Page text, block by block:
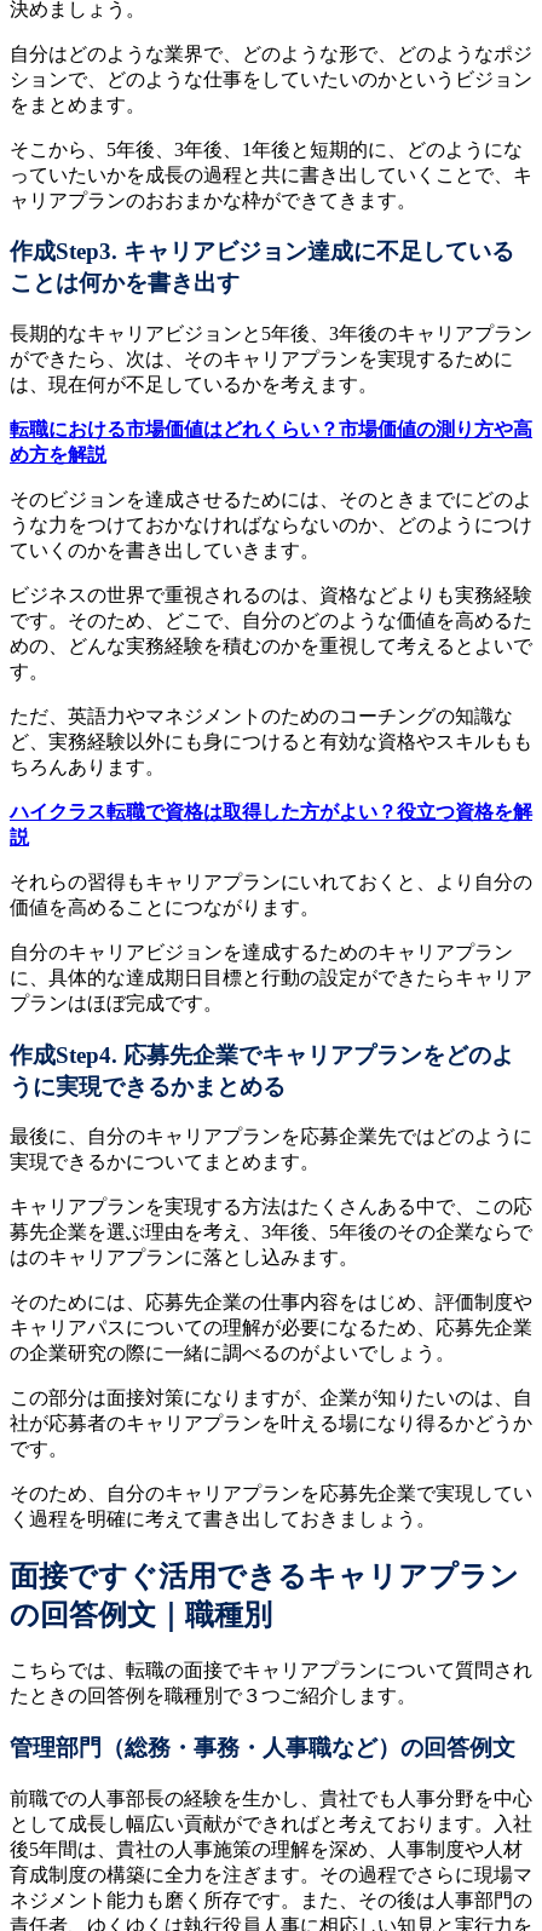
決めましょう。
自分はどのような業界で、どのような形で、どのようなポジ
ションで、どのような仕事をしていたいのかというビジョン
をまとめます。
そこから、5年後、3年後、1年後と短期的に、どのようにな
っていたいかを成長の過程と共に書き出していくことで、キ
ャリアプランのおおまかな枠ができてきます。
作成Step3. キャリアビジョン達成に不足している
ことは何かを書き出す
長期的なキャリアビジョンと5年後、3年後のキャリアプラン
ができたら、次は、そのキャリアプランを実現するために
は、現在何が不足しているかを考えます。
転職における市場価値はどれくらい？市場価値の測り方や高
め方を解説
そのビジョンを達成させるためには、そのときまでにどのよ
うな力をつけておかなければならないのか、どのようにつけ
ていくのかを書き出していきます。
ビジネスの世界で重視されるのは、資格などよりも実務経験
です。そのため、どこで、自分のどのような価値を高めるた
めの、どんな実務経験を積むのかを重視して考えるとよいで
す。
ただ、英語力やマネジメントのためのコーチングの知識な
ど、実務経験以外にも身につけると有効な資格やスキルもも
ちろんあります。
ハイクラス転職で資格は取得した方がよい？役立つ資格を解
説
それらの習得もキャリアプランにいれておくと、より自分の
価値を高めることにつながります。
自分のキャリアビジョンを達成するためのキャリアプラン
に、具体的な達成期日目標と行動の設定ができたらキャリア
プランはほぼ完成です。
作成Step4. 応募先企業でキャリアプランをどのよ
うに実現できるかまとめる
最後に、自分のキャリアプランを応募企業先ではどのように
実現できるかについてまとめます。
キャリアプランを実現する方法はたくさんある中で、この応
募先企業を選ぶ理由を考え、3年後、5年後のその企業ならで
はのキャリアプランに落とし込みます。
そのためには、応募先企業の仕事内容をはじめ、評価制度や
キャリアパスについての理解が必要になるため、応募先企業
の企業研究の際に一緒に調べるのがよいでしょう。
この部分は面接対策になりますが、企業が知りたいのは、自
社が応募者のキャリアプランを叶える場になり得るかどうか
です。
そのため、自分のキャリアプランを応募先企業で実現してい
く過程を明確に考えて書き出しておきましょう。
面接ですぐ活用できるキャリアプラン
の回答例文｜職種別
こちらでは、転職の面接でキャリアプランについて質問され
たときの回答例を職種別で３つご紹介します。
管理部門（総務・事務・人事職など）の回答例文
前職での人事部長の経験を生かし、貴社でも人事分野を中心
として成長し幅広い貢献ができればと考えております。入社
後5年間は、貴社の人事施策の理解を深め、人事制度や人材
育成制度の構築に全力を注ぎます。その過程でさらに現場マ
ネジメント能力も磨く所存です。また、その後は人事部門の
責任者、ゆくゆくは執行役員人事に相応しい知見と実行力を